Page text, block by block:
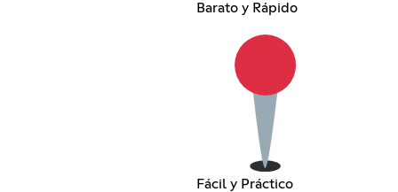
Barato y Rápido
Fácil y Práctico